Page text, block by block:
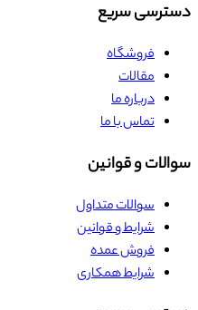
دسترسی سریع
فروشگاه
مقالات
درباره ما
تماس با ما
سوالات و قوانین
سوالات متداول
شرایط و قوانین
فروش عمده
شرایط همکاری